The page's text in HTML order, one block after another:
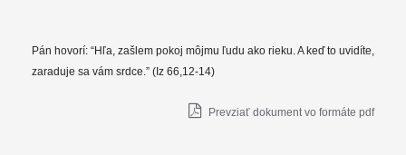
Pán hovorí: “Hľa, zašlem pokoj môjmu ľudu ako rieku. A keď to uvidíte,
zaraduje sa vám srdce.” (Iz 66,12-14)
Prevziať dokument vo formáte pdf